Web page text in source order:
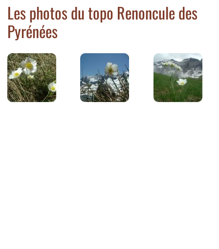
Les photos du topo Renoncule des
Pyrénées